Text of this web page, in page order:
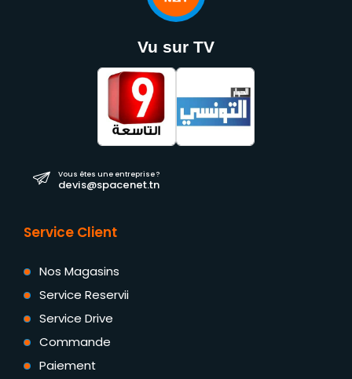
Vu sur TV
Vous êtes une entreprise ?
devis@spacenet.tn
Service Client
Nos Magasins
Service Reservii
Service Drive
Commande
Paiement